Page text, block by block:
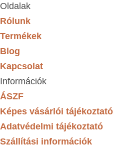
Oldalak
Rólunk
Termékek
Blog
Kapcsolat
Információk
ÁSZF
Képes vásárlói tájékoztató
Adatvédelmi tájékoztató
Szállítási információk